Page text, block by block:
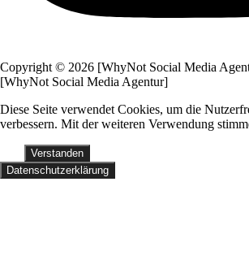
Copyright © 2026 [WhyNot Social Media
[WhyNot Social Media Agentur]
Diese Seite verwendet Cookies, um die
verbessern. Mit der weiteren Verwendung
Verstanden
Datenschutzerklärung